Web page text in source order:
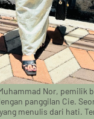
Nor, pemilik
panggilan Cie.
menulis dari hati.